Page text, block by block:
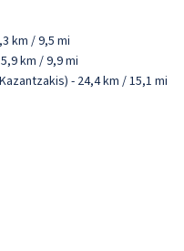
km / 9,5 mi
km / 9,9 mi
- 24,4 km / 15,1 mi